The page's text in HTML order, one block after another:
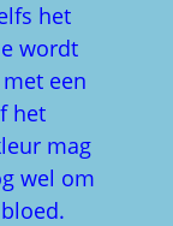
het
wordt
een
het
mag
wel om